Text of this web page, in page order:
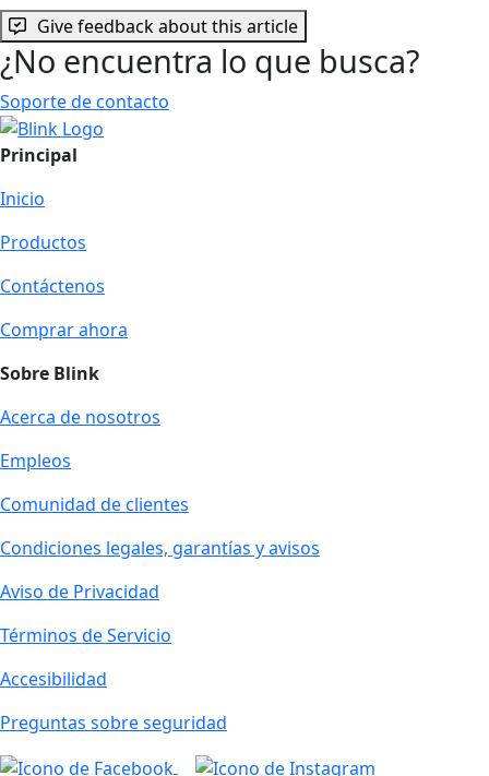
Give feedback about this article
¿No encuentra lo que busca?
Soporte de contacto
Principal
Inicio
Productos
Contáctenos
Comprar ahora
Sobre Blink
Acerca de nosotros
Empleos
Comunidad de clientes
Condiciones legales, garantías y avisos
Aviso de Privacidad
Términos de Servicio
Accesibilidad
Preguntas sobre seguridad